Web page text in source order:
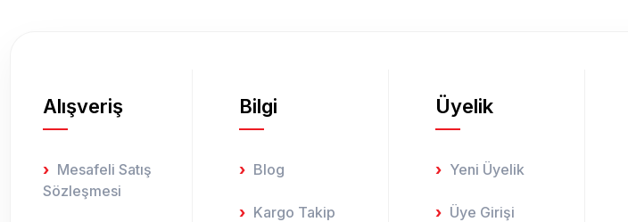
Alışveriş
Mesafeli Satış
Sözleşmesi
Bilgi
Blog
Kargo Takip
Üyelik
Yeni Üyelik
Üye Girişi